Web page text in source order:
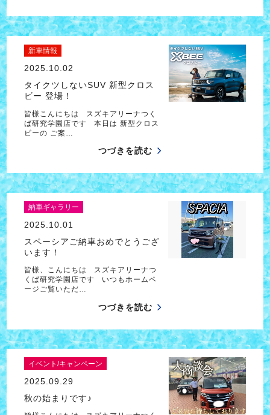
新車情報
2025.10.02
タイクツしないSUV 新型クロス
ビー 登場！
皆様こんにちは スズキアリーナつく
ば研究学園店です 本日は 新型クロス
ビーの ご案…
つづきを読む
納車ギャラリー
2025.10.01
スペーシアご納車おめでとうござ
います！
皆様、こんにちは スズキアリーナつ
くば研究学園店です いつもホームペ
ージご覧いただ…
つづきを読む
イベント/キャンペーン
2025.09.29
秋の始まりです♪